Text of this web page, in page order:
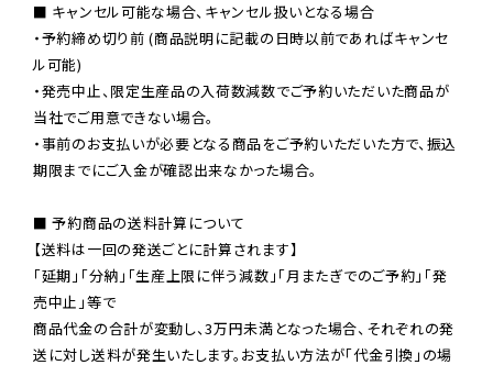
■ キャンセル可能な場合、キャンセル扱いとなる場合
・予約締め切り前 (商品説明に記載の日時以前であればキャンセ
ル可能)
・発売中止、限定生産品の入荷数減数でご予約いただいた商品が
当社でご用意できない場合。
・事前のお支払いが必要となる商品をご予約いただいた方で、振込
期限までにご入金が確認出来なかった場合。
■ 予約商品の送料計算について
【送料は一回の発送ごとに計算されます】
「延期」「分納」「生産上限に伴う減数」「月またぎでのご予約」「発
売中止」等で
商品代金の合計が変動し、3万円未満となった場合、それぞれの発
送に対し送料が発生いたします。お支払い方法が「代金引換」の場